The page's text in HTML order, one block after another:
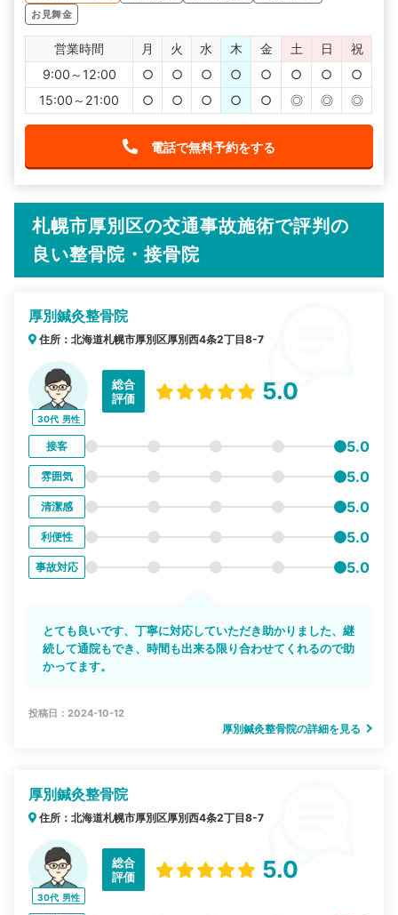
お見舞金
営業時間 月 火 水 木 金 土 日
祝
9:00～12:00
○ ○ ○ ○ ○ ○ ○
○
15:00～21:00
○ ○ ○ ○ ○ ◎ ◎ ◎
電話で無料予約をする
札幌市厚別区の交通事故施術で評判の
良い整骨院・接骨院
厚別鍼灸整骨院
住所：北海道札幌市厚別区厚別西4条2丁目8-7
30代 男性
総合
評価
5.0
接客 5.0
雰囲気 5.0
清潔感 5.0
利便性 5.0
事故対応 5.0
とても良いです、丁寧に対応していただき助かりました、継
続して通院もでき、時間も出来る限り合わせてくれるので助
かってます。
投稿日：2024-10-12
厚別鍼灸整骨院の詳細を見る
厚別鍼灸整骨院
住所：北海道札幌市厚別区厚別西4条2丁目8-7
30代 男性
総合
評価
5.0